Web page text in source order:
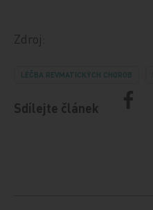
Zdroj:
LÉČBA REVMATICKÝCH CHOROB
Sdílejte článek